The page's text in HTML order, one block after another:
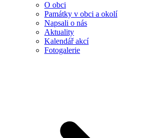
O obci
Památky v obci a okolí
Napsali o nás
Aktuality
Kalendář akcí
Fotogalerie